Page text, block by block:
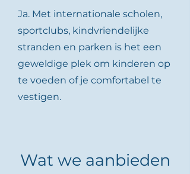
Ja. Met internationale scholen,
sportclubs, kindvriendelijke
stranden en parken is het een
geweldige plek om kinderen op
te voeden of je comfortabel te
vestigen.
Wat we aanbieden